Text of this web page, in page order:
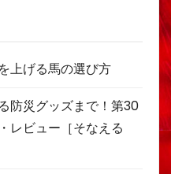
上げる馬の選び方
防災グッズまで！第30
レビュー［そなえる